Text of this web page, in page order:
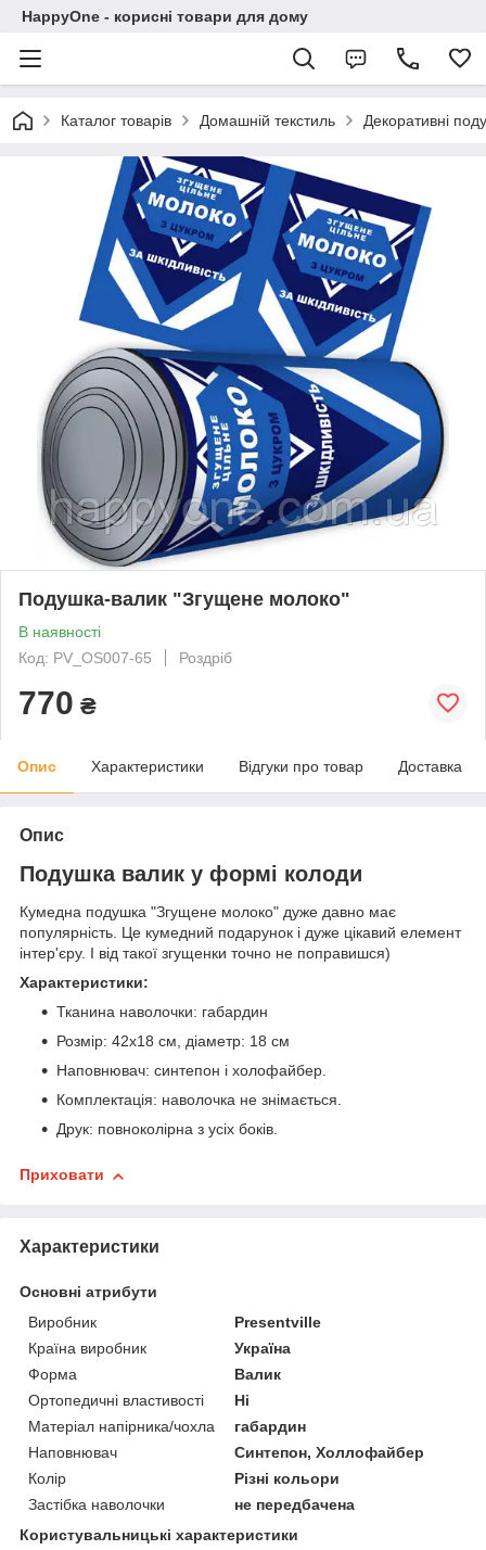
HappyOne - корисні товари для дому
Каталог товарів Домашній текстиль Декоративні
Подушка-валик "Згущене молоко"
В наявності
Код: PV_OS007-65
Роздріб
770 ₴
Опис Характеристики Відгуки про товар Доставка
Опис
Подушка валик у формі колоди
Кумедна подушка "Згущене молоко" дуже давно має
популярність. Це кумедний подарунок і дуже цікавий елемент
інтер'єру. І від такої згущенки точно не поправишся)
Характеристики:
Тканина наволочки: габардин
Розмір: 42х18 см, діаметр: 18 см
Наповнювач: синтепон і холофайбер.
Комплектація: наволочка не знімається.
Друк: повноколірна з усіх боків.
Приховати
Характеристики
Основні атрибути
Виробник
Presentville
Країна виробник
Україна
Форма
Валик
Ортопедичні властивості
Ні
Матеріал напірника/чохла
габардин
Наповнювач
Синтепон, Холлофайбер
Колір
Різні кольори
Застібка наволочки
не передбачена
Користувальницькі характеристики